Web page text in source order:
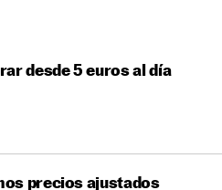
desde 5 euros al día
precios ajustados